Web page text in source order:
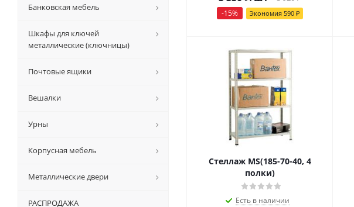
-15% Экономия 590₽
Стеллаж MS(185-70-40, 4
полки)
Есть в наличии
Банковская мебель
Шкафы для ключей
металлические (ключницы)
Почтовые ящики
Вешалки
Урны
Корпусная мебель
Металлические двери
РАСПРОДАЖА